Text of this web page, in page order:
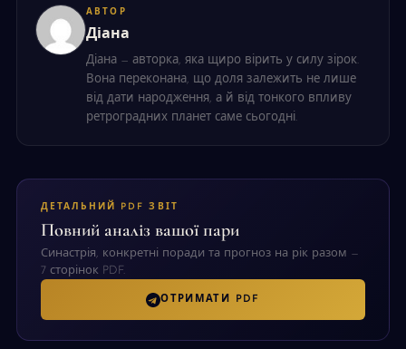
АВТОР
Діана
Діана — авторка, яка щиро вірить у силу зірок.
Вона переконана, що доля залежить не лише
від дати народження, а й від тонкого впливу
ретроградних планет саме сьогодні.
ДЕТАЛЬНИЙ PDF ЗВІТ
Повний аналіз вашої пари
Синастрія, конкретні поради та прогноз на рік разом —
7 сторінок PDF.
ОТРИМАТИ PDF